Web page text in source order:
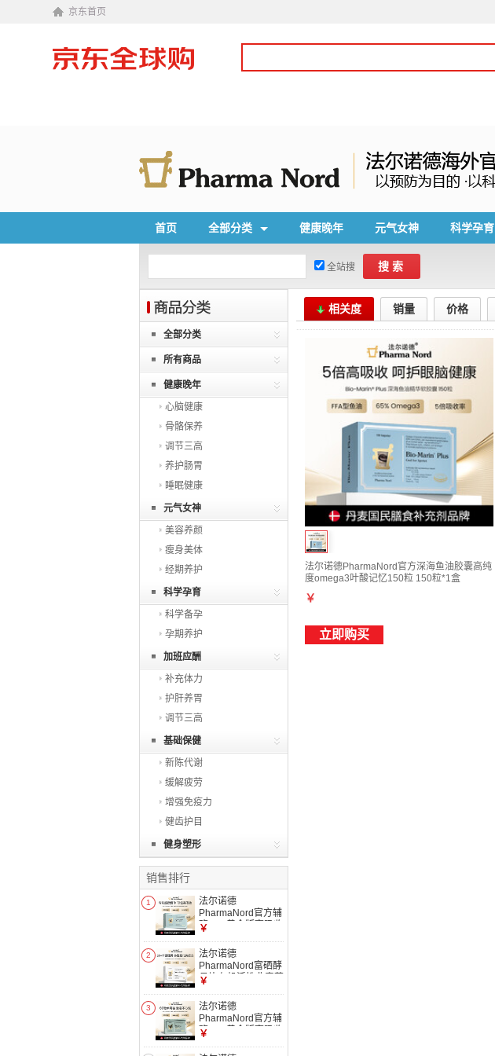
京东首页
首页 全部分类 健康晚年 元气女神 科学孕育
全站搜 搜索
全部分类
所有商品
健康晚年
心脑健康
骨骼保养
调节三高
养护肠胃
睡眠健康
元气女神
美容养颜
瘦身美体
经期养护
科学孕育
科学备孕
孕期养护
加班应酬
补充体力
护肝养胃
调节三高
基础保健
新陈代谢
缓解疲劳
增强免疫力
健齿护目
健身塑形
销售排行
1
法尔诺德
PharmaNord官方辅
酶Q10黄金版高吸收
护心肌 90粒*1盒 基
础装
￥
2
法尔诺德
PharmaNord富硒酵
母片有机活性非麦芽
片/150片 150片*1盒
100μg 日常补充
￥
3
法尔诺德
PharmaNord官方辅
酶Q10黄金版高吸收
护心肌 60粒*1盒 体
￥
相关度 销量 价格
法尔诺德PharmaNord官方深海鱼油胶囊高纯
度omega3叶酸记忆150粒 150粒*1盒
￥
立即购买